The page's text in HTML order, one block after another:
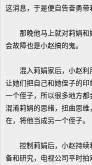
这消息，于是便自告奋勇带
那晚他马上就对莉娟和
会故障也是小赵搞的鬼。
混入莉娟家后，小赵利用
让她们把自己和她侄子的
一个侄子，所以很多地方
混淆莉娟的思绪，扭曲思
在，将他当成另一个侄子。
控制莉娟后，小赵持续
备和研究，电视公司平时